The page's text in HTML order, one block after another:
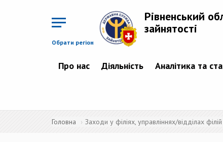
Обрати регіон
Рівненський
зайнятості
Про нас Діяльність Аналітика та
Головна Заходи у філіях, управліннях/відділах